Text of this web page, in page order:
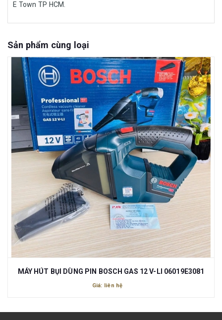
E Town TP HCM.
Sản phẩm cùng loại
MÁY HÚT BỤI DÙNG PIN BOSCH GAS 12 V-LI 06019E3081
Giá: liên hệ